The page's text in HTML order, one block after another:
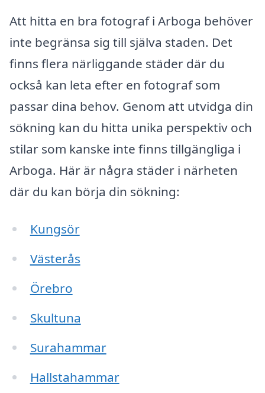
Att hitta en bra fotograf i Arboga behöver
inte begränsa sig till själva staden. Det
finns flera närliggande städer där du
också kan leta efter en fotograf som
passar dina behov. Genom att utvidga din
sökning kan du hitta unika perspektiv och
stilar som kanske inte finns tillgängliga i
Arboga. Här är några städer i närheten
där du kan börja din sökning:
Kungsör
Västerås
Örebro
Skultuna
Surahammar
Hallstahammar